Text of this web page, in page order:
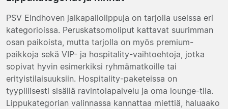
PSV Eindhoven jalkapallolippuja on tarjolla useissa eri
kategorioissa. Peruskatsomoliput kattavat suurimman
osan paikoista, mutta tarjolla on myös premium-
paikkoja sekä VIP- ja hospitality-vaihtoehtoja, jotka
sopivat hyvin esimerkiksi ryhmämatkoille tai
erityistilaisuuksiin. Hospitality-paketeissa on
tyypillisesti sisällä ravintolapalvelu ja oma lounge-tila.
Lippukategorian valinnassa kannattaa miettiä, haluaako